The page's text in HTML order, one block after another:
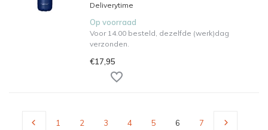
Deliverytime
Op voorraad
Voor 14.00 besteld, dezelfde (werk)dag
verzonden.
€17,95
1 2 3 4 5 6 7